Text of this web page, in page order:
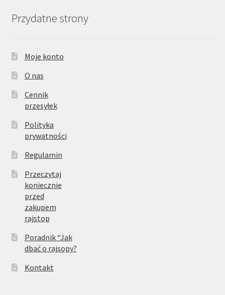
Przydatne strony
Moje konto
O nas
Cennik
przesyłek
Polityka
prywatności
Regulamin
Przeczytaj
koniecznie
przed
zakupem
rajstop
Poradnik “Jak
dbać o rajsopy?
Kontakt